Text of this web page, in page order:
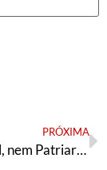
PRÓXIMA
Nem Capital, nem Patriarcado!!